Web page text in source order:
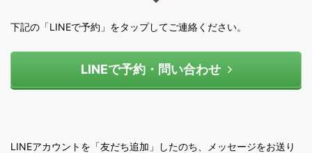
下記の「LINEで予約」をタップしてご連絡ください。
LINEで予約・問い合わせ
LINEアカウントを「友だち追加」したのち、メッセージをお送り